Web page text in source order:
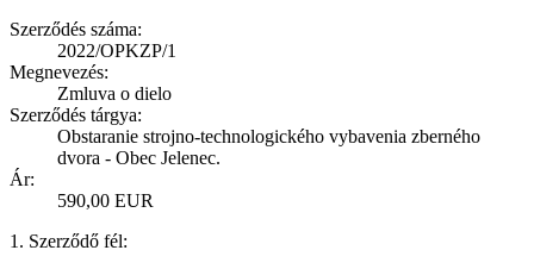
Szerződés száma:
2022/OPKZP/1
Megnevezés:
Zmluva o dielo
Szerződés tárgya:
Obstaranie strojno-technologického vybavenia zberného
dvora - Obec Jelenec.
Ár:
590,00 EUR
1. Szerződő fél: